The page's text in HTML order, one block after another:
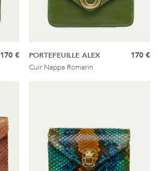
170 €
PORTEFEUILLE ALEX
Cuir Nappa Romarin
170 €